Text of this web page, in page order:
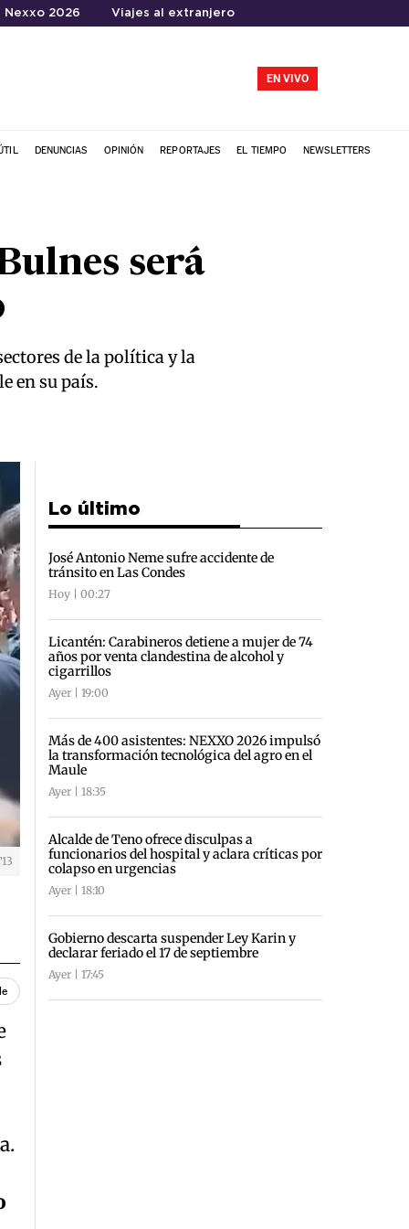
Nexxo 2026 Viajes al extranjero
EN VIVO
DENUNCIAS OPINIÓN REPORTAJES EL TIEMPO NEWSLETTERS
será
de la política y la
en su país.
Lo último
José Antonio Neme sufre accidente de
tránsito en Las Condes
Hoy | 00:27
Licantén: Carabineros detiene a mujer de 74
años por venta clandestina de alcohol y
cigarrillos
Ayer | 19:00
Más de 400 asistentes: NEXXO 2026 impulsó
la transformación tecnológica del agro en el
Maule
Ayer | 18:35
Alcalde de Teno ofrece disculpas a
funcionarios del hospital y aclara críticas por
colapso en urgencias
Ayer | 18:10
Gobierno descarta suspender Ley Karin y
declarar feriado el 17 de septiembre
Ayer | 17:45